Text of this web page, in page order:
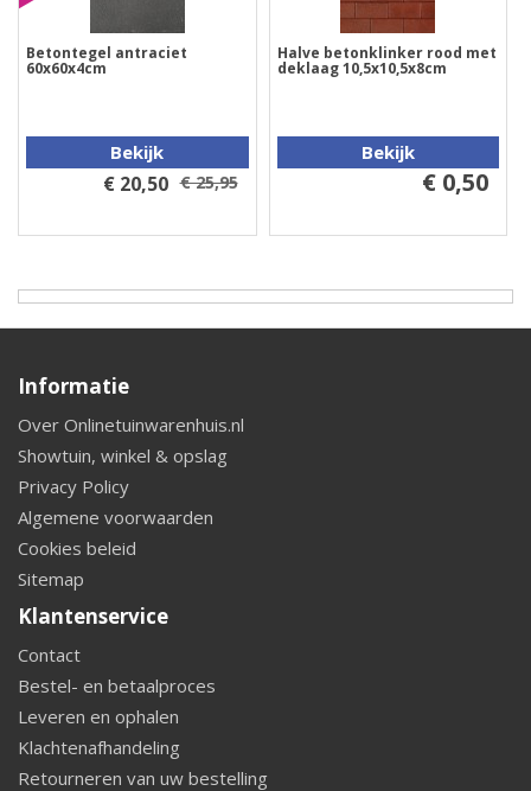
Betontegel antraciet
60x60x4cm
Bekijk
€ 20,50 € 25,95
Halve betonklinker rood met
deklaag 10,5x10,5x8cm
Bekijk
€ 0,50
Informatie
Over Onlinetuinwarenhuis.nl
Showtuin, winkel & opslag
Privacy Policy
Algemene voorwaarden
Cookies beleid
Sitemap
Klantenservice
Contact
Bestel- en betaalproces
Leveren en ophalen
Klachtenafhandeling
Retourneren van uw bestelling